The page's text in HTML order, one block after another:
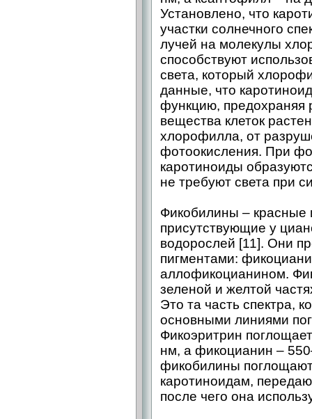
Установлено, что
участки солнечного
лучей на молекулы
способствуют
света, который
данные, что
функцию, предохраняя
вещества клеток
хлорофилла, от
фотоокисления. При
каротиноиды
не требуют света при
Фикобилины – красные
присутствующие у
водорослей [11]. Они
пигментами:
аллофикоцианином.
зеленой и желтой
Это та часть спектра,
основными линиями
Фикоэритрин
нм, а фикоцианин –
фикобилины
каротиноидам,
после чего она